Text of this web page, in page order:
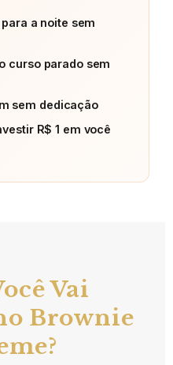
a noite sem
curso parado sem
sem dedicação
R$ 1 em você
Vai
Brownie